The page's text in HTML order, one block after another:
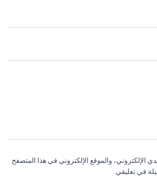
الإلكتروني، والموقع الإلكتروني في هذا المتصفح
في تعليقي.